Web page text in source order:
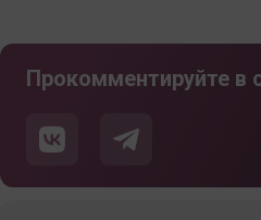
Прокомментируйте в